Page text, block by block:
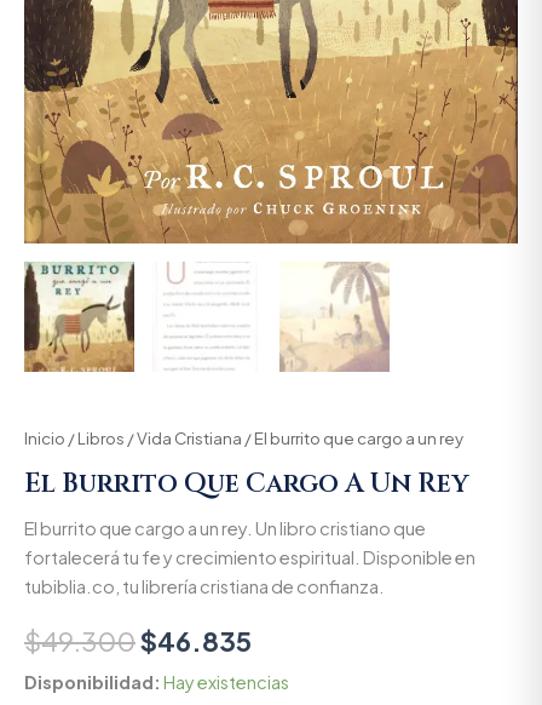
Inicio /Libros /Vida Cristiana / El burrito que cargo a un rey
El Burrito Que Cargo A Un Rey
El burrito que cargo a un rey. Un libro cristiano que
fortalecerá tu fe y crecimiento espiritual. Disponible en
tubiblia.co, tu librería cristiana de confianza.
$49.300$46.835
Disponibilidad: Hay existencias